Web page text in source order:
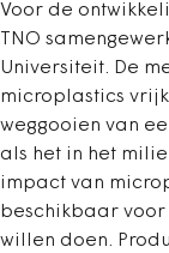
Voor de
TNO
Universiteit. De
microplastics
weggooien van
als het in het
impact van
beschikbaar
willen doen.